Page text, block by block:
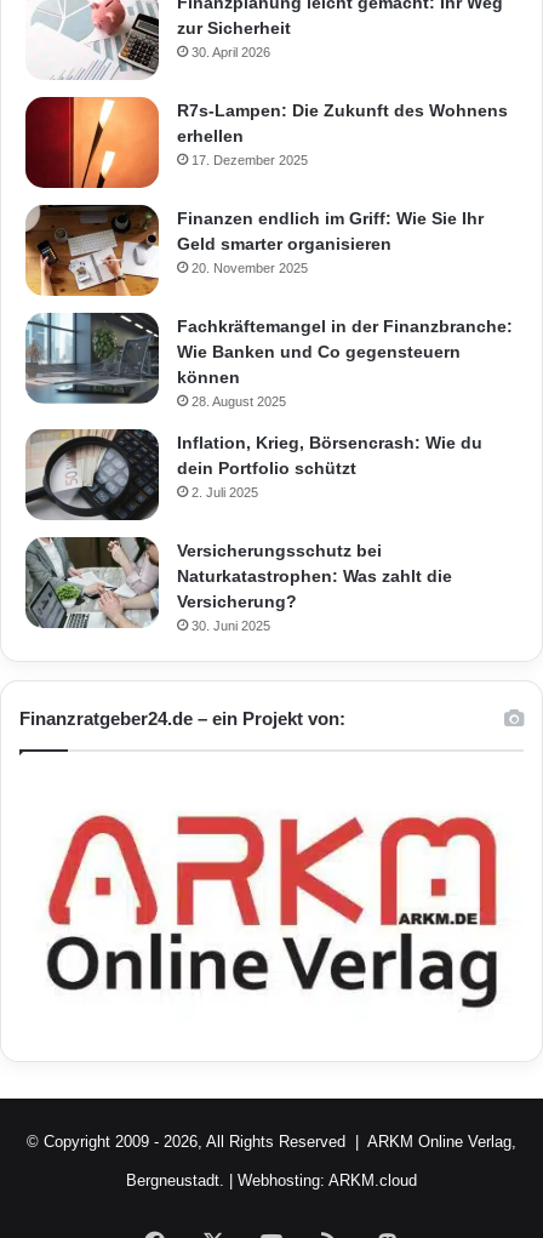
zur Sicherheit
30. April 2026
R7s-Lampen: Die Zukunft des Wohnens
erhellen
17. Dezember 2025
Finanzen endlich im Griff: Wie Sie Ihr
Geld smarter organisieren
20. November 2025
Fachkräftemangel in der Finanzbranche:
Wie Banken und Co gegensteuern
können
28. August 2025
Inflation, Krieg, Börsencrash: Wie du
dein Portfolio schützt
2. Juli 2025
Versicherungsschutz bei
Naturkatastrophen: Was zahlt die
Versicherung?
30. Juni 2025
Finanzratgeber24.de – ein Projekt von:
© Copyright 2009 - 2026, All Rights Reserved | ARKM Online Verlag,
Bergneustadt. | Webhosting: ARKM.cloud